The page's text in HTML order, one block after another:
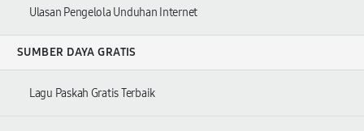
Ulasan Pengelola Unduhan Internet
SUMBER DAYA GRATIS
Lagu Paskah Gratis Terbaik